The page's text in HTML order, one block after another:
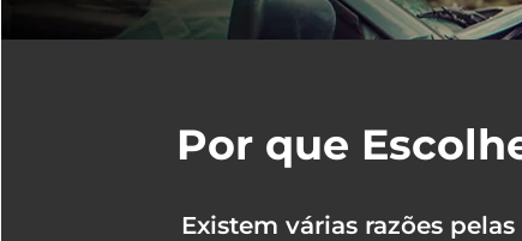
Por que
Existem várias razões